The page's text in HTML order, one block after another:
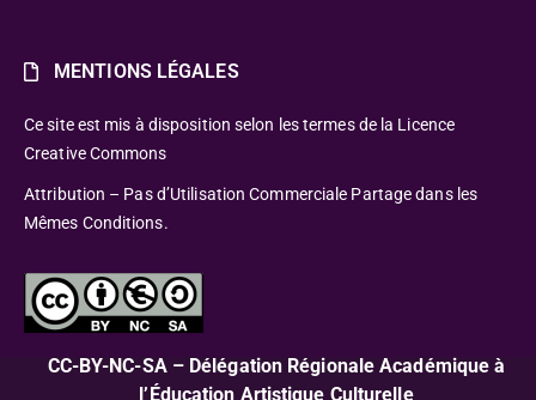
MENTIONS LÉGALES
Ce site est mis à disposition selon les termes de la Licence
Creative Commons
Attribution – Pas d’Utilisation Commerciale Partage dans les
Mêmes Conditions.
CC-BY-NC-SA – Délégation Régionale Académique à
l’Éducation Artistique Culturelle